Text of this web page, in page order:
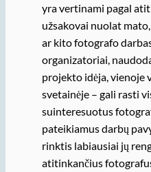
yra vertinami pagal
užsakovai nuolat
ar kito fotografo
organizatoriai,
projekto idėja, vienoje
svetainėje – gali rasti
suinteresuotus
pateikiamus darbų
rinktis labiausiai jų
atitinkančius